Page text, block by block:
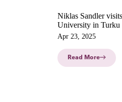
Niklas Sandler
University in Turku
CurifyLabs' CSS
nostalgic insights
Tune in for more!
Apr 23, 2025
Read More